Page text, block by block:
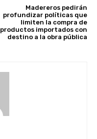
Madereros pedirán
profundizar políticas que
limiten la compra de
productos importados con
destino a la obra pública